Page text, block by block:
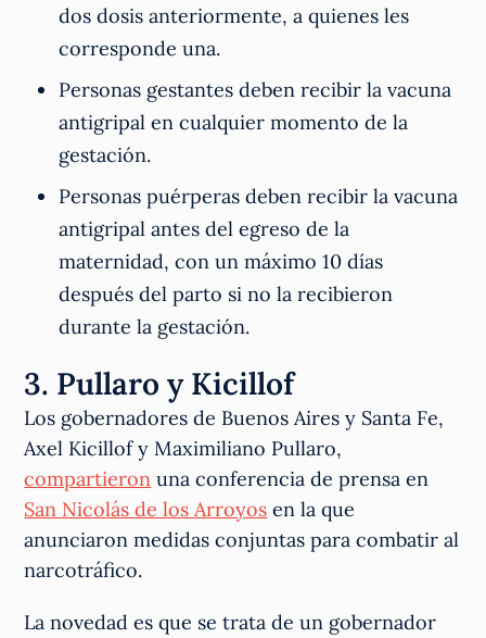
dos dosis anteriormente, a quienes les
corresponde una.
Personas gestantes deben recibir la vacuna
antigripal en cualquier momento de la
gestación.
Personas puérperas deben recibir la vacuna
antigripal antes del egreso de la
maternidad, con un máximo 10 días
después del parto si no la recibieron
durante la gestación.
3. Pullaro y Kicillof
Los gobernadores de Buenos Aires y Santa Fe,
Axel Kicillof y Maximiliano Pullaro,
compartieron una conferencia de prensa en
San Nicolás de los Arroyos en la que
anunciaron medidas conjuntas para combatir al
narcotráfico.
La novedad es que se trata de un gobernador